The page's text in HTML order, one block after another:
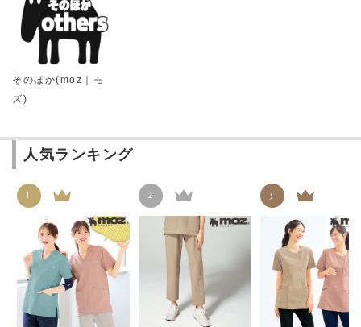
そのほか(moz｜モ
ズ)
人気ランキング
1 2 3